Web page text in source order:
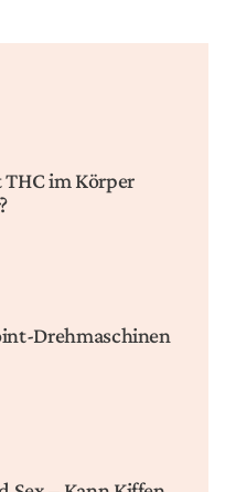
im Körper
Drehmaschinen